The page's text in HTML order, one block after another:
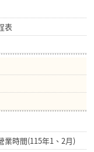
表
業時間(115年1、2月)